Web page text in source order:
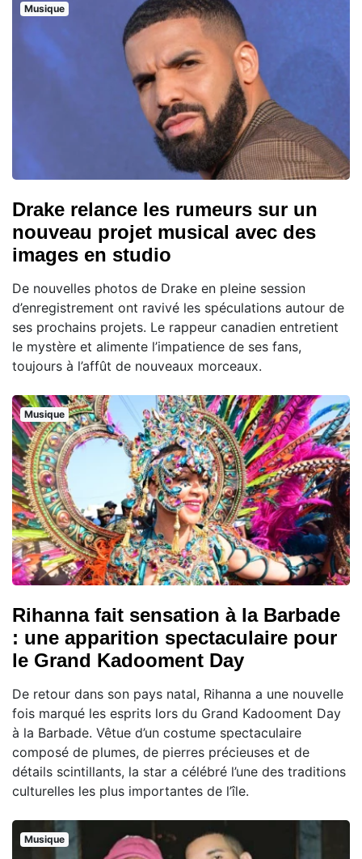
Musique
Drake relance les rumeurs sur un
nouveau projet musical avec des
images en studio
De nouvelles photos de Drake en pleine session
d’enregistrement ont ravivé les spéculations autour de
ses prochains projets. Le rappeur canadien entretient
le mystère et alimente l’impatience de ses fans,
toujours à l’affût de nouveaux morceaux.
Musique
Rihanna fait sensation à la Barbade
: une apparition spectaculaire pour
le Grand Kadooment Day
De retour dans son pays natal, Rihanna a une nouvelle
fois marqué les esprits lors du Grand Kadooment Day
à la Barbade. Vêtue d’un costume spectaculaire
composé de plumes, de pierres précieuses et de
détails scintillants, la star a célébré l’une des traditions
culturelles les plus importantes de l’île.
Musique